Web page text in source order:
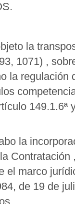
la
1071) ,
la
149.1.6ª
la
el marco
de 19 de